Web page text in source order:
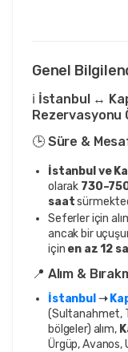
Genel
ℹ️ İstanbul ↔
Rezervasyonu
🕒 Süre &
İstanbul ve
olarak
saat
Seferler için
ancak bir
için en az 12
📍 Alım &
İstanbul ➝
(Sultanahmet,
bölgeler) alım,
Ürgüp, Avanos,